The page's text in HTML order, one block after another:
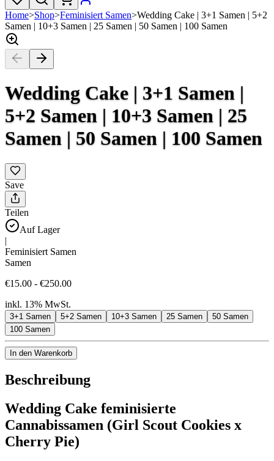
Home>Shop>Feminisiert Samen>Wedding Cake | 3+1 Samen | 5+2
Samen | 10+3 Samen | 25 Samen | 50 Samen | 100 Samen
Wedding Cake | 3+1 Samen |
5+2 Samen | 10+3 Samen | 25
Samen | 50 Samen | 100 Samen
Save
Teilen
Auf Lager
|
Feminisiert Samen
Samen
€15.00 - €250.00
inkl. 13% MwSt.
3+1 Samen 5+2 Samen 10+3 Samen 25 Samen
50 Samen
100 Samen
In den Warenkorb
Beschreibung
Wedding Cake feminisierte
Cannabissamen (Girl Scout Cookies x
Cherry Pie)